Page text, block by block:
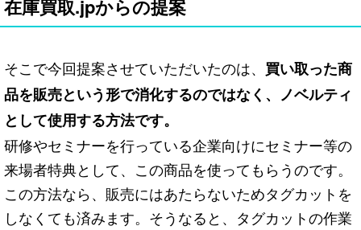
在庫買取.jpからの提案
そこで今回提案させていただいたのは、
買い取った商
品を販売という形で消化するのではなく、ノベルティ
として使用する方法です。
研修やセミナーを行っている企業向けにセミナー等の
来場者特典として、この商品を使ってもらうのです。
この方法なら、販売にはあたらないためタグカットを
しなくても済みます。そうなると、タグカットの作業